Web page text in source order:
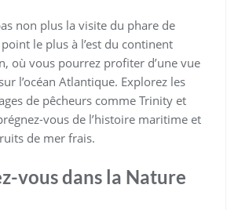
non plus la visite du phare de
point le plus à l’est du continent
où vous pourrez profiter d’une vue
l’océan Atlantique. Explorez les
de pêcheurs comme Trinity et
vous de l’histoire maritime et
de mer frais.
vous dans la Nature